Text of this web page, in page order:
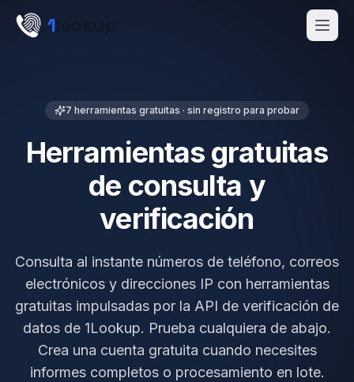
Skip to main content
1
7 herramientas gratuitas · sin registro para probar
Herramientas gratuitas
de consulta y
verificación
Consulta al instante números de teléfono, correos
electrónicos y direcciones IP con herramientas
gratuitas impulsadas por la API de verificación de
datos de 1Lookup. Prueba cualquiera de abajo.
Crea una cuenta gratuita cuando necesites
informes completos o procesamiento en lote.